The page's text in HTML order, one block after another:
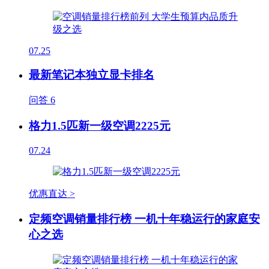
07.25
最新笔记本独立显卡排名
问答 6
格力1.5匹新一级空调2225元
07.24
优惠直达 >
定频空调销量排行榜 一机十年稳运行的家庭安
心之选